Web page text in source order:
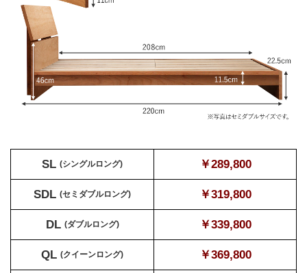
SL (シングルロング) ￥289,800
SDL (セミダブルロング) ￥319,800
DL (ダブルロング) ￥339,800
QL (クイーンロング) ￥369,800